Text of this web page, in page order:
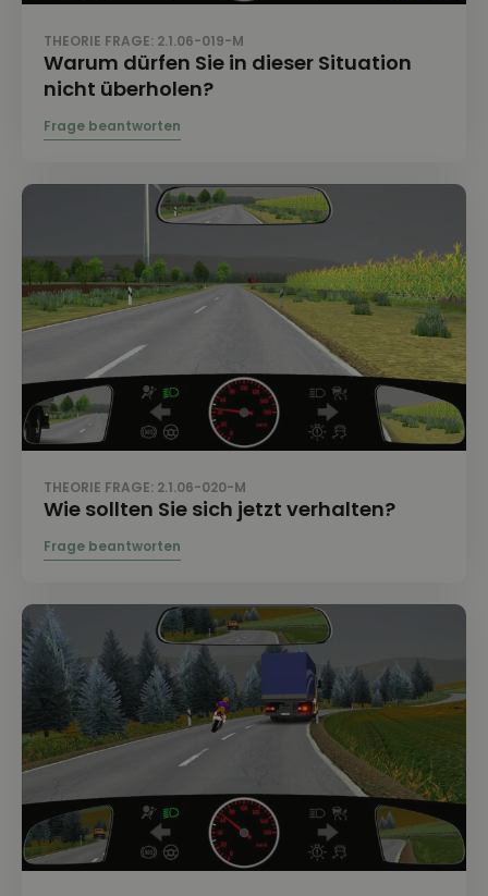
THEORIE FRAGE: 2.1.06-019-M
Warum dürfen Sie in dieser Situation
nicht überholen?
THEORIE FRAGE: 2.1.06-020-M
Wie sollten Sie sich jetzt verhalten?